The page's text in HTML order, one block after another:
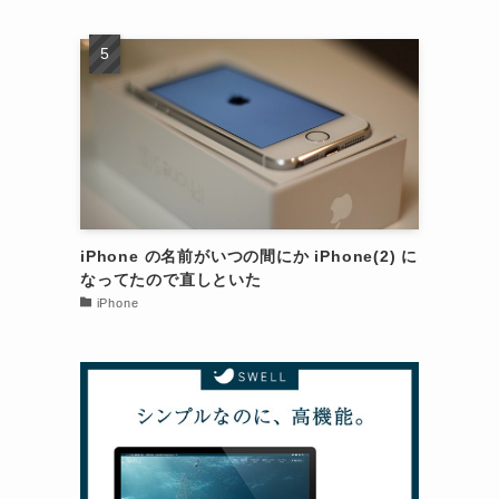
iPhone の名前がいつの間にか iPhone(2) に
なってたので直しといた
iPhone